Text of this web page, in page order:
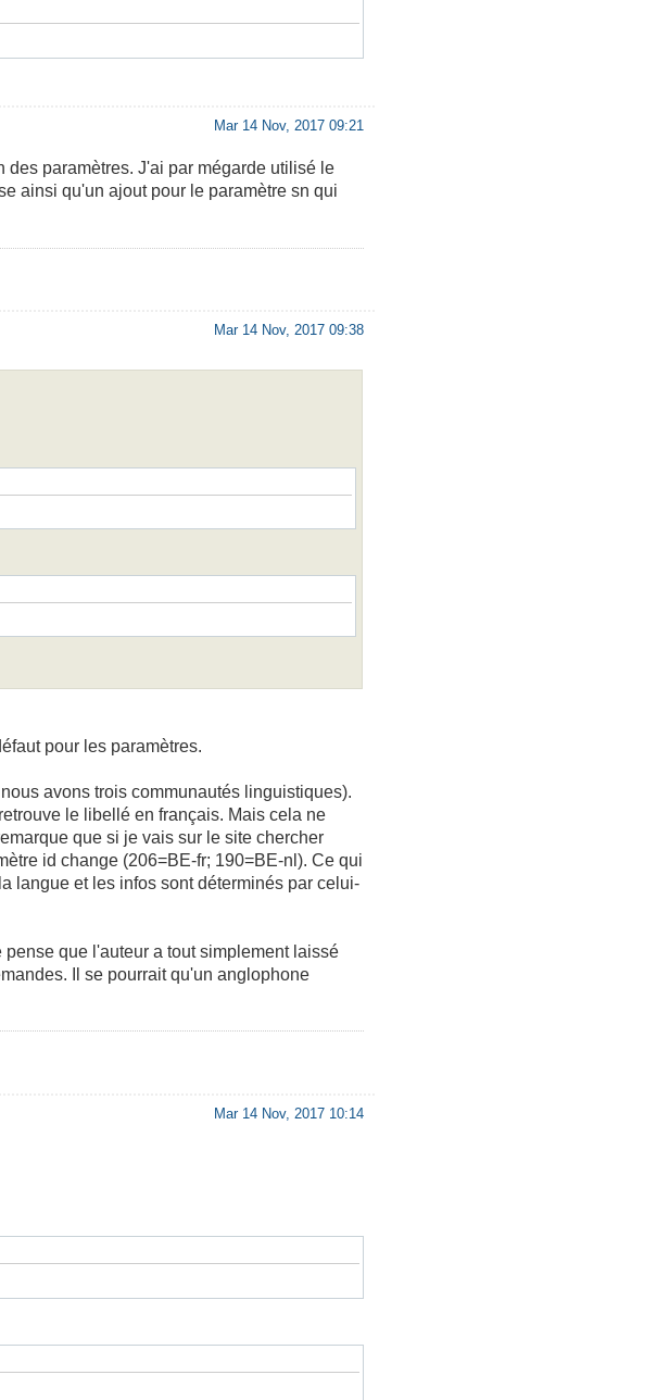
Mar 14 Nov, 2017 09:21
des paramètres. J'ai par mégarde utilisé le
ainsi qu'un ajout pour le paramètre sn qui
Mar 14 Nov, 2017 09:38
pour les paramètres.
avons trois communautés linguistiques).
le libellé en français. Mais cela ne
que si je vais sur le site chercher
id change (206=BE-fr; 190=BE-nl). Ce qui
langue et les infos sont déterminés par celui-
que l'auteur a tout simplement laissé
Il se pourrait qu'un anglophone
Mar 14 Nov, 2017 10:14